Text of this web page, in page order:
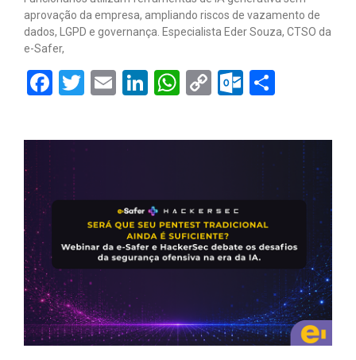
aprovação da empresa, ampliando riscos de vazamento de
dados, LGPD e governança. Especialista Eder Souza, CTSO da
e-Safer,
Facebook
Twitter
EmailLinkedIn
WhatsApp
Copy